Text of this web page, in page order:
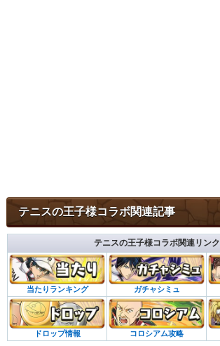
テニスの王子様コラボ関連記事
テニスの王子様コラボ関連リンク
当たりランキング ガチャシミュ
ドロップ情報 コロシアム攻略